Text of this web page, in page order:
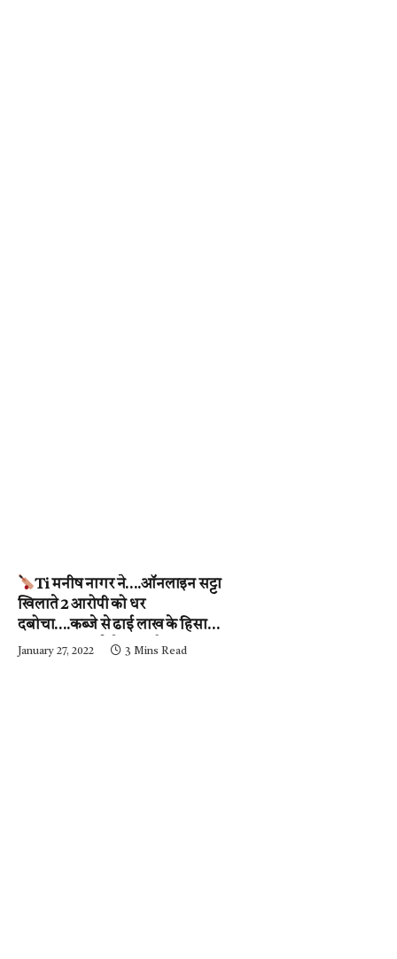
Ti मनीष नागर ने….ऑनलाइन सट्टा
खिलाते 2 आरोपी को धर
दबोचा….कब्जे से ढाई लाख के हिसाब-
किताब जब्त….देखें वीडियो
January 27, 2022 3 Mins Read